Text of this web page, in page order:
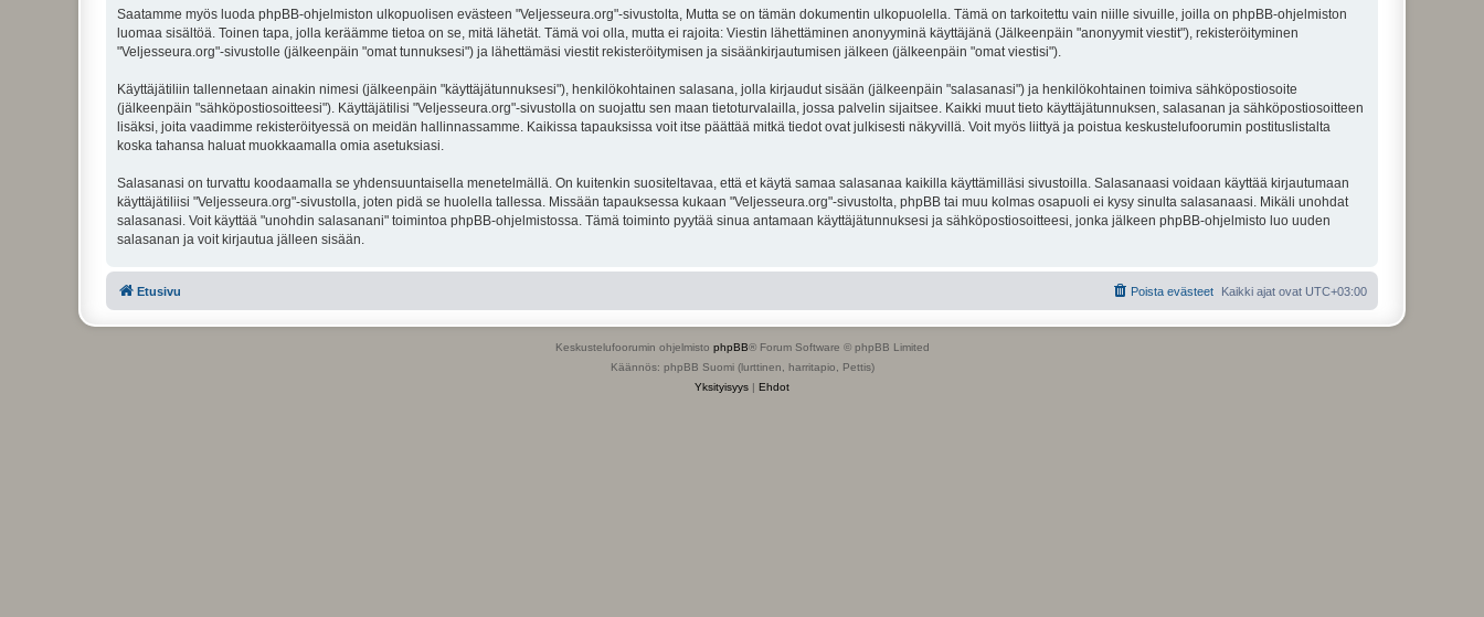
Saatamme myös luoda phpBB-ohjelmiston ulkopuolisen evästeen "Veljesseura.org"-sivustolta, Mutta se on tämän dokumentin ulkopuolella. Tämä on tarkoitettu vain niille sivuille, joilla on phpBB-ohjelmiston
luomaa sisältöä. Toinen tapa, jolla keräämme tietoa on se, mitä lähetät. Tämä voi olla, mutta ei rajoita: Viestin lähettäminen anonyyminä käyttäjänä (Jälkeenpäin "anonyymit viestit"), rekisteröityminen
"Veljesseura.org"-sivustolle (jälkeenpäin "omat tunnuksesi") ja lähettämäsi viestit rekisteröitymisen ja sisäänkirjautumisen jälkeen (jälkeenpäin "omat viestisi").
Käyttäjätiliin tallennetaan ainakin nimesi (jälkeenpäin "käyttäjätunnuksesi"), henkilökohtainen salasana, jolla kirjaudut sisään (jälkeenpäin "salasanasi") ja henkilökohtainen toimiva sähköpostiosoite
(jälkeenpäin "sähköpostiosoitteesi"). Käyttäjätilisi "Veljesseura.org"-sivustolla on suojattu sen maan tietoturvalailla, jossa palvelin sijaitsee. Kaikki muut tieto käyttäjätunnuksen, salasanan ja sähköpostiosoitteen
lisäksi, joita vaadimme rekisteröityessä on meidän hallinnassamme. Kaikissa tapauksissa voit itse päättää mitkä tiedot ovat julkisesti näkyvillä. Voit myös liittyä ja poistua keskustelufoorumin postituslistalta
koska tahansa haluat muokkaamalla omia asetuksiasi.
Salasanasi on turvattu koodaamalla se yhdensuuntaisella menetelmällä. On kuitenkin suositeltavaa, että et käytä samaa salasanaa kaikilla käyttämilläsi sivustoilla. Salasanaasi voidaan käyttää kirjautumaan
käyttäjätiliisi "Veljesseura.org"-sivustolla, joten pidä se huolella tallessa. Missään tapauksessa kukaan "Veljesseura.org"-sivustolta, phpBB tai muu kolmas osapuoli ei kysy sinulta salasanaasi. Mikäli unohdat
salasanasi. Voit käyttää "unohdin salasanani" toimintoa phpBB-ohjelmistossa. Tämä toiminto pyytää sinua antamaan käyttäjätunnuksesi ja sähköpostiosoitteesi, jonka jälkeen phpBB-ohjelmisto luo uuden
salasanan ja voit kirjautua jälleen sisään.
Etusivu Kaikki ajat ovat UTC+03:00
Poista evästeet
Keskustelufoorumin ohjelmisto phpBB® Forum Software © phpBB Limited
Käännös: phpBB Suomi (lurttinen, harritapio, Pettis)
Yksityisyys | Ehdot